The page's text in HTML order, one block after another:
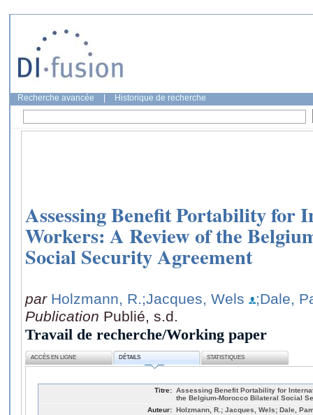
Recherche avancée Historique de recherche
Assessing Benefit Portability for
Workers: A Review of the
Social Security Agreement
par Holzmann, R.;Jacques, Wels
;Dale,
Publication Publié, s.d.
Travail de recherche/Working paper
ACCÈS EN LIGNE DÉTAILS STATISTIQUES
Titre: Assessing Benefit Portability for
the Belgium-Morocco Bilateral Social
Auteur: Holzmann, R.; Jacques, Wels; Dale,